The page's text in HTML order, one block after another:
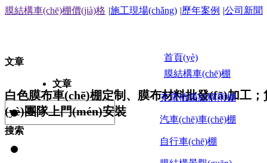
文章
文章
搜索
白色膜布車(chē)棚定制、膜布材料批發(fā)加工；
(yè)團隊上門(mén)安裝
首頁(yè)
膜結構車(chē)棚
充電樁膜結構雨棚
汽車(chē)車(chē)棚
自行車(chē)棚
膜結構車(chē)棚價(jià)格 |施工現場(chǎng) |歷年案例 |公司新聞